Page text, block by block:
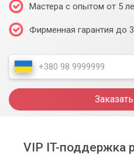
Мастера с опытом от 5
Фирменная гарантия до
VIP IT-поддержка